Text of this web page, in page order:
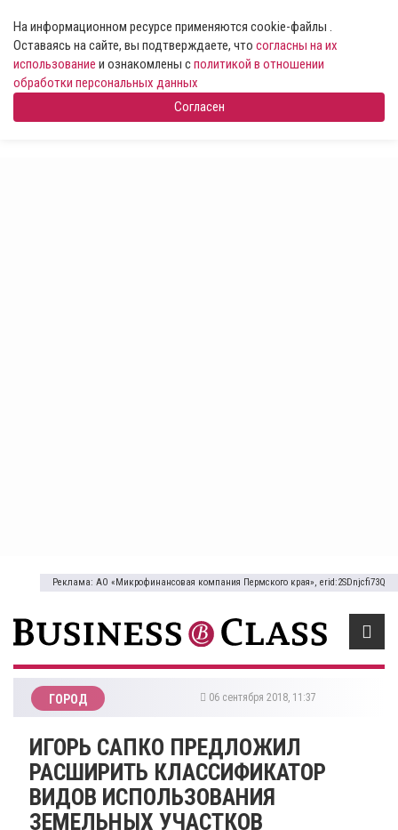
На информационном ресурсе применяются cookie-файлы .
Оставаясь на сайте, вы подтверждаете, что согласны на их
использование и ознакомлены сполитикой в отношении
обработки персональных данных
Согласен
Реклама: АО «Микрофинансовая компания Пермского края», erid:2SDnjcfi73Q
ГОРОД 06 сентября 2018, 11:37
ИГОРЬ САПКО ПРЕДЛОЖИЛ
РАСШИРИТЬ КЛАССИФИКАТОР
ВИДОВ ИСПОЛЬЗОВАНИЯ
ЗЕМЕЛЬНЫХ УЧАСТКОВ